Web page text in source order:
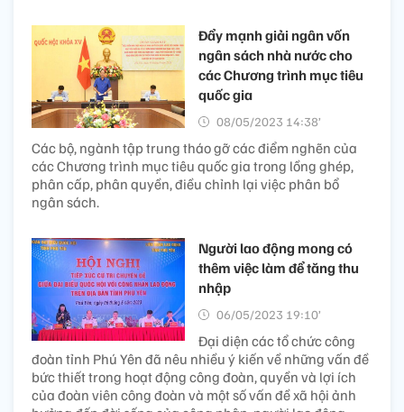
Đẩy mạnh giải ngân vốn
ngân sách nhà nước cho
các Chương trình mục tiêu
quốc gia
08/05/2023 14:38’
Các bộ, ngành tập trung tháo gỡ các điểm nghẽn của
các Chương trình mục tiêu quốc gia trong lồng ghép,
phân cấp, phân quyền, điều chỉnh lại việc phân bổ
ngân sách.
Người lao động mong có
thêm việc làm để tăng thu
nhập
06/05/2023 19:10’
Đại diện các tổ chức công
đoàn tỉnh Phú Yên đã nêu nhiều ý kiến về những vấn đề
bức thiết trong hoạt động công đoàn, quyền và lợi ích
của đoàn viên công đoàn và một số vấn đề xã hội ảnh